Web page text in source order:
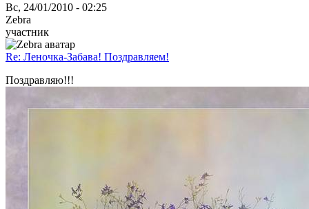
Вс, 24/01/2010 - 02:25
Zebra
участник
Re: Леночка-Забава! Поздравляем!
Поздравляю!!!